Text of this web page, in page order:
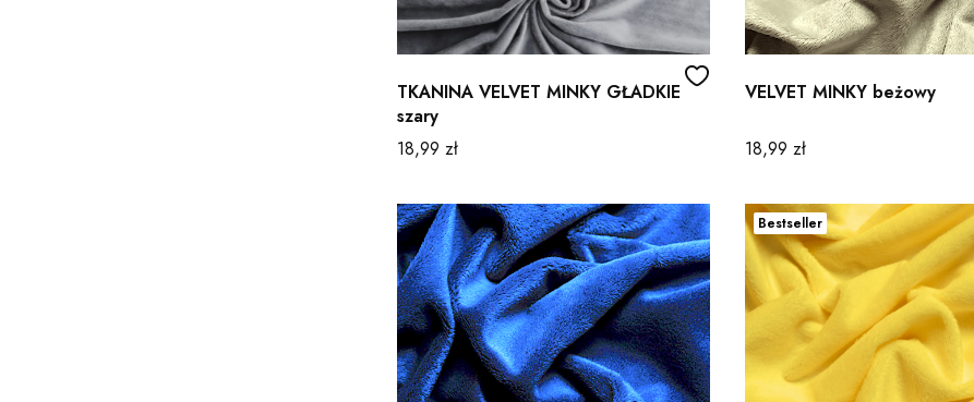
TKANINA VELVET MINKY GŁADKIE
szary
Cena
18,99 zł
VELVET MINKY beżowy
Cena
18,99 zł
Bestseller